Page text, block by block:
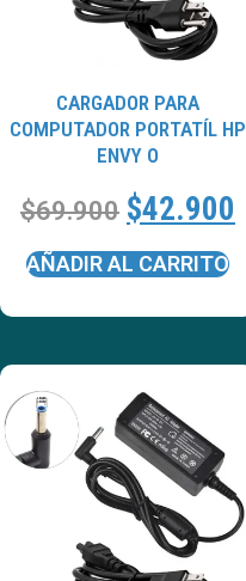
CARGADOR PARA
COMPUTADOR PORTATÍL HP
ENVY O
$69.900 $42.900
AÑADIR AL CARRITO